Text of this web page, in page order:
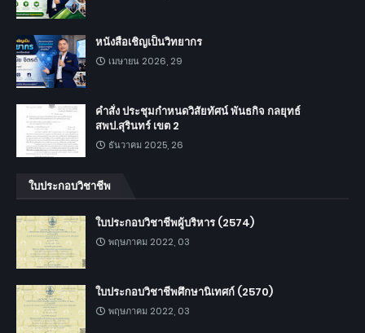
หนังสือเชิญเป็นวิทยากร
เมษายน 2026, 29
คำสั่ง ประชุมกำหนดวิสัยทัศน์ พันธกิจ กลยุทธ์
สพป.สุรินทร์ เขต 2
ธันวาคม 2025, 26
ใบประกอบวิชาชีพ
ใบประกอบวิชาชีพผู้บริหาร (2574)
พฤษภาคม 2022, 03
ใบประกอบวิชาชีพศึกษานิเทศก์ (2570)
พฤษภาคม 2022, 03